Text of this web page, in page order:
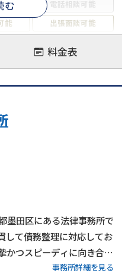
可能
電話相談可能
能
出張面談可能
任意整理
む
料金表
墨田区にある法律事務所で
して債務整理に対応してお
かつスピーディに向き合っ
自己破産・個人再生など、
事務所詳細を見る